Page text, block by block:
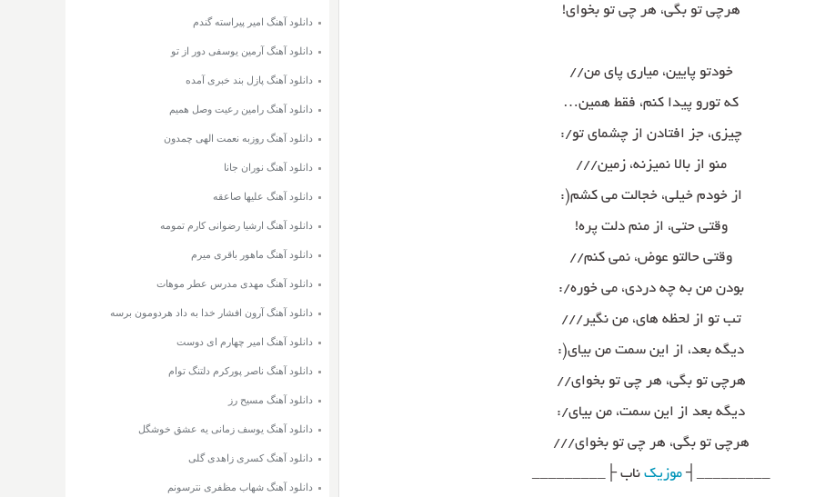
هرچی تو بگی، هر چی تو بخوای!
خودتو پایین، میاری پای من//
که تورو پیدا کنم، فقط همین…
چیزی، جز افتادن از چشمای تو/:
منو از بالا نمیزنه، زمین///
از خودم خیلی، خجالت می کشم(:
وقتی حتی، از منم دلت پره!
وقتی حالتو عوض، نمی کنم//
بودن من به چه دردی، می خوره/:
تب تو از لحظه های، من نگیر///
دیگه بعد، از این سمت من بیای(:
هرچی تو بگی، هر چی تو بخوای//
دیگه بعد از این سمت، من بیای/:
هرچی تو بگی، هر چی تو بخوای///
_________┤موزیک ناب ├_________
دانلود آهنگ امیر پیراسته گندم
دانلود آهنگ آرمین یوسفی دور از تو
دانلود آهنگ پازل بند خبری آمده
دانلود آهنگ رامین رعیت وصل همیم
دانلود آهنگ روزبه نعمت الهی چمدون
دانلود آهنگ نوران جانا
دانلود آهنگ علیها صاعقه
دانلود آهنگ ارشیا رضوانی کارم تمومه
دانلود آهنگ ماهور باقری میرم
دانلود آهنگ مهدی مدرس عطر موهات
دانلود آهنگ آرون افشار خدا به داد هردومون برسه
دانلود آهنگ امیر چهارم ای دوست
دانلود آهنگ ناصر پورکرم دلتنگ توام
دانلود آهنگ مسیح رز
دانلود آهنگ یوسف زمانی یه عشق خوشگل
دانلود آهنگ کسری زاهدی گلی
دانلود آهنگ شهاب مظفری نترسونم